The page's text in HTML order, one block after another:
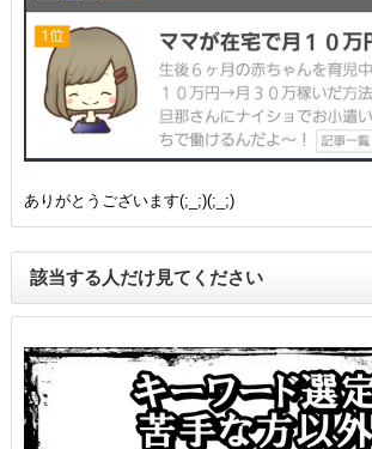
ありがとうございます(;_;)(;_;)
該当する人だけ見てください